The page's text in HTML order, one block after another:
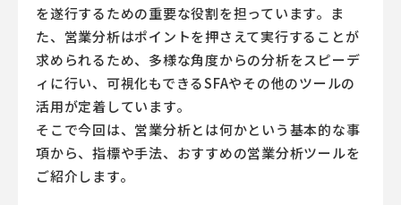
を遂行するための重要な役割を担っています。ま
た、営業分析はポイントを押さえて実行することが
求められるため、多様な角度からの分析をスピーデ
ィに行い、可視化もできるSFAやその他のツールの
活用が定着しています。
そこで今回は、営業分析とは何かという基本的な事
項から、指標や手法、おすすめの営業分析ツールを
ご紹介します。